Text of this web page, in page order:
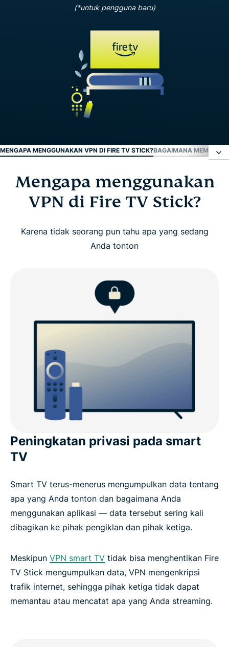
(*untuk pengguna baru)
MENGAPA MENGGUNAKAN VPN DI FIRE TV STICK?BAGAIMANA
Mengapa menggunakan VPN di Fire TV Stick?
Bagaimana memasang ExpressVPN di Amazon Fire
Apa yang perlu dilihat pada VPN untuk Fire TV
ExpressVPN untuk Fire TV: Fitur penting
ExpressVPN untuk Perangkat Amazon
Mengapa memilih ExpressVPN dibandingkan
dengan VPN Fire TV Stick lain
Apa Kata Orang Tentang ExpressVPN
Pertanyaan Umum tentang VPN Fire Stick
Streaming bebas khawatir menggunakan
ExpressVPN
Mengapa menggunakan
VPN di Fire TV Stick?
Karena tidak seorang pun tahu apa yang sedang
Anda tonton
Peningkatan privasi pada smart
TV
Smart TV terus-menerus mengumpulkan data tentang
apa yang Anda tonton dan bagaimana Anda
menggunakan aplikasi — data tersebut sering kali
dibagikan ke pihak pengiklan dan pihak ketiga.
Meskipun VPN smart TV tidak bisa menghentikan Fire
TV Stick mengumpulkan data, VPN mengenkripsi
trafik internet, sehingga pihak ketiga tidak dapat
memantau atau mencatat apa yang Anda streaming.